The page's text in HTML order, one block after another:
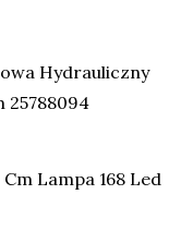
Hydrauliczny
25788094
Lampa 168 Led